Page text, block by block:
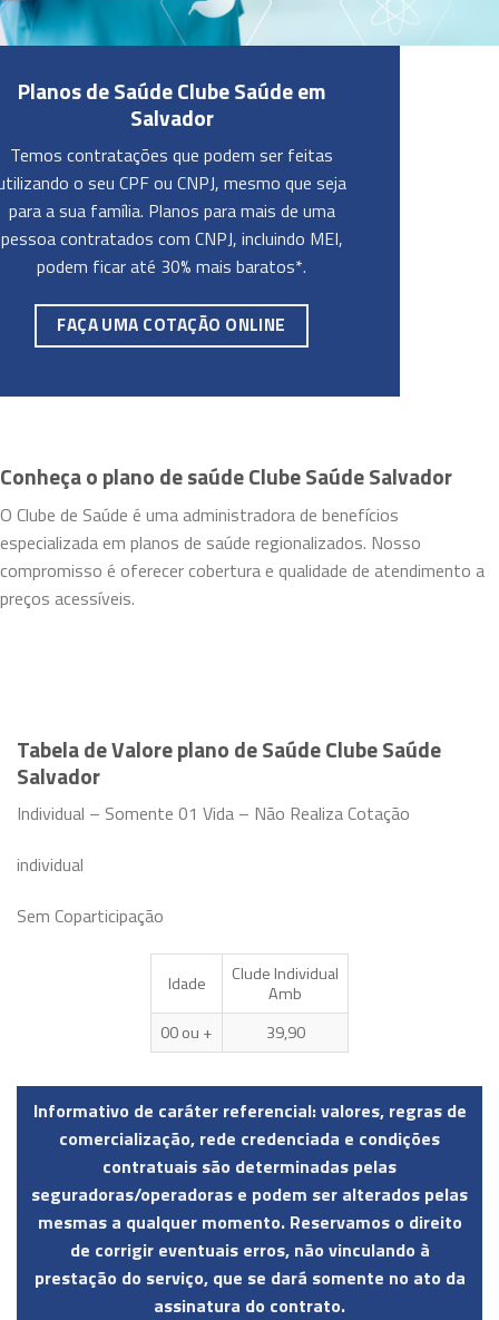
Planos de Saúde Clube Saúde em
Salvador
Temos contratações que podem ser feitas
o seu CPF ou CNPJ, mesmo que seja
para a sua família. Planos para mais de uma
pessoa contratados com CNPJ, incluindo MEI,
podem ficar até 30% mais baratos*.
FAÇA UMA COTAÇÃO ONLINE
Conheça o plano de saúde Clube Saúde Salvador
O Clube de Saúde é uma administradora de benefícios
especializada em planos de saúde regionalizados. Nosso
compromisso é oferecer cobertura e qualidade de atendimento a
preços acessíveis.
Tabela de Valore plano de Saúde Clube Saúde
Salvador
Individual – Somente 01 Vida – Não Realiza Cotação
individual
Sem Coparticipação
Idade
Clude Individual
Amb
00 ou +
39,90
Informativo de caráter referencial: valores, regras de
comercialização, rede credenciada e condições
contratuais são determinadas pelas
seguradoras/operadoras e podem ser alterados pelas
mesmas a qualquer momento. Reservamos o direito
de corrigir eventuais erros, não vinculando à
prestação do serviço, que se dará somente no ato da
assinatura do contrato.